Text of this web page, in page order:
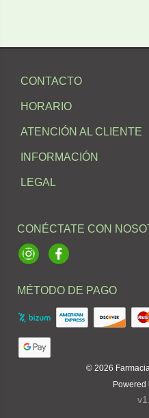
CONTACTO
HORARIO
ATENCIÓN AL CLIENTE
INFORMACIÓN
LEGAL
CONÉCTATE CON
InstagramFacebook
MÉTODO DE PAGO
© 2026
Powered